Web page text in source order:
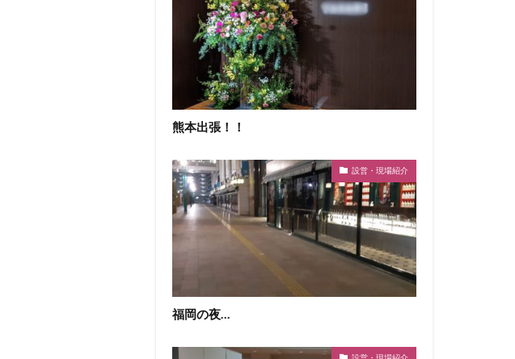
熊本出張！！
設営・現場紹介
福岡の夜…